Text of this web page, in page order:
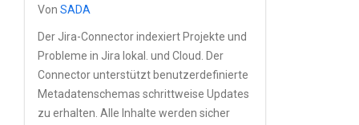
Directory und anderen Verzeichnissen
Dienstleistungen.
Von SADA
Der Jira-Connector indexiert Projekte und
Probleme in Jira lokal. und Cloud. Der
Connector unterstützt benutzerdefinierte
Metadatenschemas schrittweise Updates
zu erhalten. Alle Inhalte werden sicher